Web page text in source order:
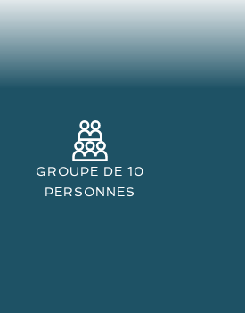
GROUPE DE 10
PERSONNES